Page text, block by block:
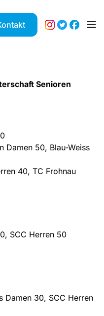
Senioren
Damen 50, Blau-Weiss
40, TC Frohnau
SCC Herren 50
Damen 30, SCC Herren